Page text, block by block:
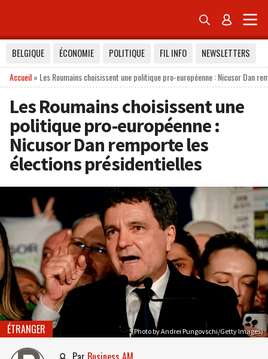
 
BELGIQUE ÉCONOMIE POLITIQUE FIL INFO
NEWSLETTERS
Accueil» Les Roumains choisissent une politique pro-européenne : Nicusor Dan
Les Roumains choisissent une
politique pro-européenne :
Nicusor Dan remporte les
élections présidentielles
(Photo by Andrei Pungovschi/Getty Images)
ÉTRANGER